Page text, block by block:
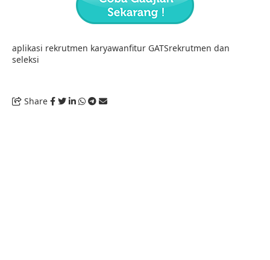
aplikasi rekrutmen karyawanfitur GATSrekrutmen dan
seleksi
Share